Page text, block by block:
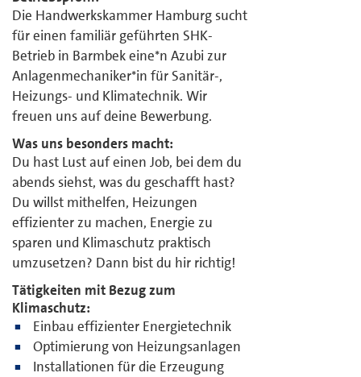
Die Handwerkskammer Hamburg sucht
für einen familiär geführten SHK-
Betrieb in Barmbek eine*n Azubi zur
Anlagenmechaniker*in für Sanitär-,
Heizungs- und Klimatechnik. Wir
freuen uns auf deine Bewerbung.
Was uns besonders macht:
Du hast Lust auf einen Job, bei dem du
abends siehst, was du geschafft hast?
Du willst mithelfen, Heizungen
effizienter zu machen, Energie zu
sparen und Klimaschutz praktisch
umzusetzen? Dann bist du hir richtig!
Tätigkeiten mit Bezug zum
Klimaschutz:
Einbau effizienter Energietechnik
Optimierung von Heizungsanlagen
Installationen für die Erzeugung